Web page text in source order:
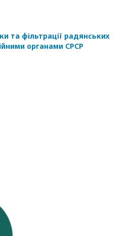
та фільтрації радянських
органами СРСР